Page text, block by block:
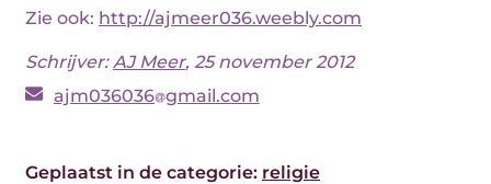
Zie ook: http://ajmeer036.weebly.com
Schrijver:AJ Meer, 25 november 2012
ajm036036 gmail.com
Geplaatst in de categorie: religie